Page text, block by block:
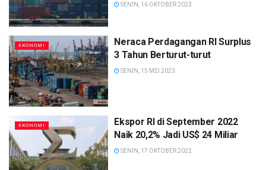
SENIN, 16 OKTOBER 2023
EKONOMI
Neraca Perdagangan RI Surplus
3 Tahun Berturut-turut
SENIN, 15 MEI 2023
EKONOMI
Ekspor RI di September 2022
Naik 20,2% Jadi US$ 24 Miliar
SENIN, 17 OKTOBER 2022